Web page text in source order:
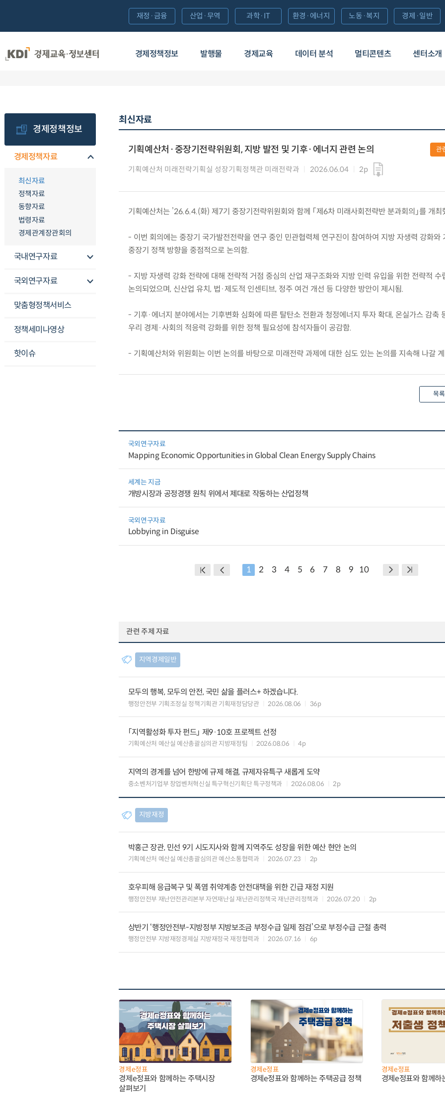
경제정책정보 발행물 경제교육 데이터 분석 멀티콘텐츠 센터소개
재정·금융 산업·무역 과학·IT 환경·에너지 노동·복지 경제·일반
경제정책정보
경제정책자료
최신자료
정책자료
동향자료
법령자료
경제관계장관회의
국내연구자료
국외연구자료
맞춤형정책서비스
정책세미나영상
핫이슈
최신자료
기획예산처·중장기전략위원회, 지방 발전 및 기후·에너지 관련 논의
기획예산처 미래전략기획실 성장기획정책관 미래전략과 2026.06.04 2p
관
기획예산처는 ’26.6.4.(화) 제7기 중장기전략위원회와 함께 「제6차 미래사회전략반 분과회의」를 개최
- 이번 회의에는 중장기 국가발전전략을 연구 중인 민관협력체 연구진이 참여하여 지방 자생력 강화와
중장기 정책 방향을 중점적으로 논의함.
- 지방 자생력 강화 전략에 대해 전략적 거점 중심의 산업 재구조화와 지방 인력 유입을 위한 전략적 수
논의되었으며, 신산업 유치, 법·제도적 인센티브, 정주 여건 개선 등 다양한 방안이 제시됨.
- 기후·에너지 분야에서는 기후변화 심화에 따른 탈탄소 전환과 청정에너지 투자 확대, 온실가스 감축
우리 경제·사회의 적응력 강화를 위한 정책 필요성에 참석자들이 공감함.
- 기획예산처와 위원회는 이번 논의를 바탕으로 미래전략 과제에 대한 심도 있는 논의를 지속해 나갈
목
국외연구자료
Mapping Economic Opportunities in Global Clean Energy Supply Chains
세계는 지금
개방시장과 공정경쟁 원칙 위에서 제대로 작동하는 산업정책
국외연구자료
Lobbying in Disguise
1 2 3 4 5 6 7 8 9 10
관련 주제 자료
지역경제일반
모두의 행복, 모두의 안전, 국민 삶을 플러스+ 하겠습니다.
행정안전부 기획조정실 정책기획관 기획재정담당관 2026.08.06 36p
「지역활성화 투자 펀드」 제9·10호 프로젝트 선정
기획예산처 예산실 예산총괄심의관 지방재정팀 2026.08.06 4p
지역의 경계를 넘어 한방에 규제 해결, 규제자유특구 새롭게 도약
중소벤처기업부 창업벤처혁신실 특구혁신기획단 특구정책과 2026.08.06 2p
지방재정
박홍근 장관, 민선 9기 시도지사와 함께 지역주도 성장을 위한 예산 현안 논의
기획예산처 예산실 예산총괄심의관 예산소통협력과 2026.07.23 2p
호우피해 응급복구 및 폭염 취약계층 안전대책을 위한 긴급 재정 지원
행정안전부 재난안전관리본부 자연재난실 재난관리정책국 재난관리정책과 2026.07.20 2p
상반기 ‘행정안전부-지방정부 지방보조금 부정수급 일제 점검’으로 부정수급 근절 총력
행정안전부 지방재정경제실 지방재정국 재정협력과 2026.07.16 6p
경제e정표
경제e정표와 함께하는 주택시장
살펴보기
경제e정표
경제e정표와 함께하는 주택공급 정책
경제e정표
경제e정표와 함께하